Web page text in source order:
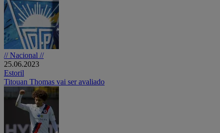
// Nacional //
25.06.2023
Estoril
Titouan Thomas vai ser avaliado